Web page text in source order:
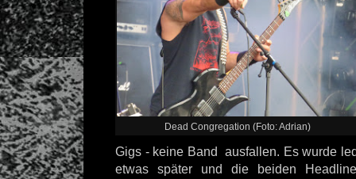
Dead Congregation (Foto: Adrian)
Gigs - keine Band ausfallen. Es wurde
etwas später und die beiden